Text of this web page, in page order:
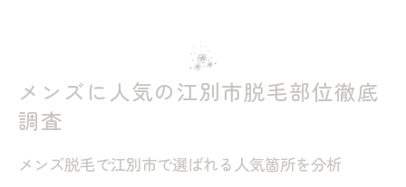
江別脱毛メンズの口コミで支持される部位
メンズに人気の江別市脱毛部位徹底
調査
メンズ脱毛で江別市で選ばれる人気箇所を分析